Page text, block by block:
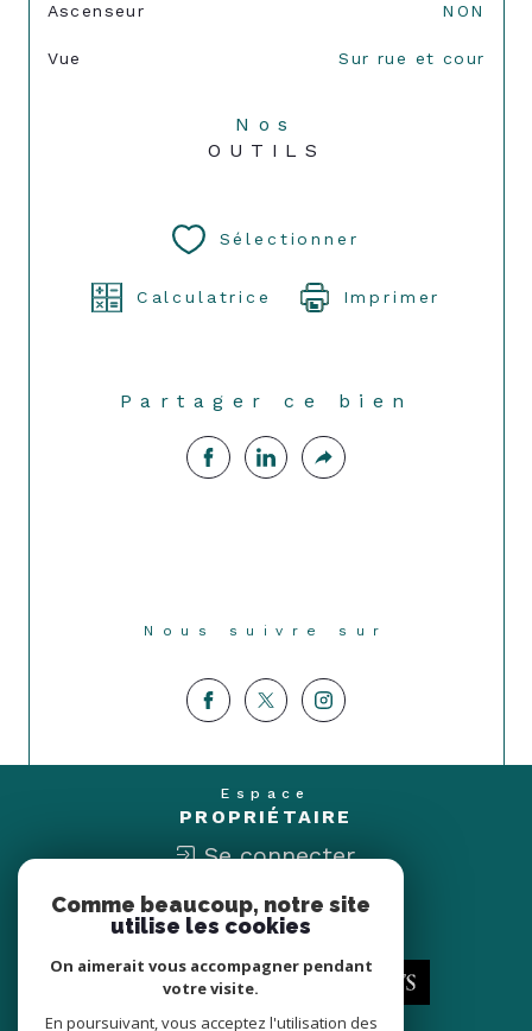
Ascenseur NON
Vue Sur rue et cour
Nos
OUTILS
Sélectionner
Calculatrice Imprimer
Partager ce bien
Nous suivre sur
Espace
PROPRIÉTAIRE
Se connecter
Nous
ADHÉRONS
Comme beaucoup, notre site
utilise les cookies
On aimerait vous accompagner pendant
votre visite.
En poursuivant, vous acceptez l'utilisation des